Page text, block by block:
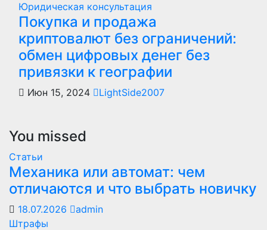
Юридическая консультация
Покупка и продажа
криптовалют без ограничений:
обмен цифровых денег без
привязки к географии
Июн 15, 2024 LightSide2007
You missed
Статьи
Механика или автомат: чем
отличаются и что выбрать новичку
18.07.2026
admin
Штрафы